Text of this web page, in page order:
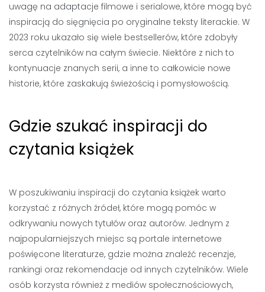
uwagę na adaptacje filmowe i serialowe, które mogą być
inspiracją do sięgnięcia po oryginalne teksty literackie. W
2023 roku ukazało się wiele bestsellerów, które zdobyły
serca czytelników na całym świecie. Niektóre z nich to
kontynuacje znanych serii, a inne to całkowicie nowe
historie, które zaskakują świeżością i pomysłowością.
Gdzie szukać inspiracji do
czytania książek
W poszukiwaniu inspiracji do czytania książek warto
korzystać z różnych źródeł, które mogą pomóc w
odkrywaniu nowych tytułów oraz autorów. Jednym z
najpopularniejszych miejsc są portale internetowe
poświęcone literaturze, gdzie można znaleźć recenzje,
rankingi oraz rekomendacje od innych czytelników. Wiele
osób korzysta również z mediów społecznościowych,